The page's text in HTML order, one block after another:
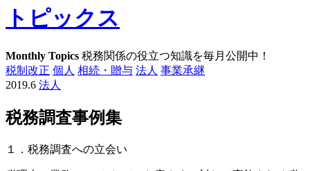
トピックス
Monthly Topics 税務関係の役立つ知識を毎月公開中！
税制改正 個人 相続・贈与 法人 事業承継
2019.6 法人
税務調査事例集
１．税務調査への立会い